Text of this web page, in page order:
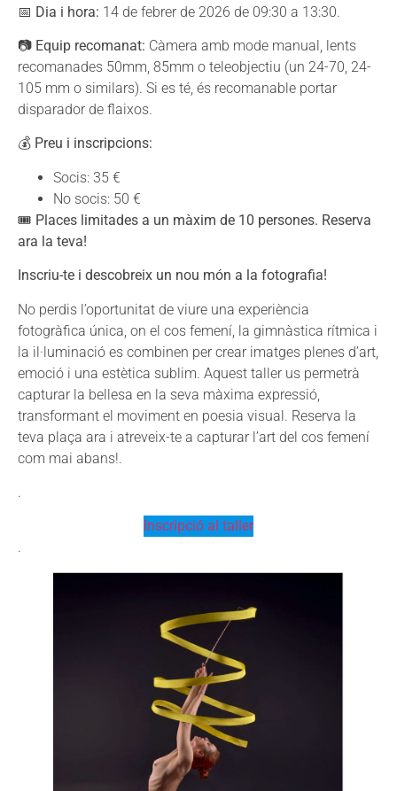
📅 Dia i hora: 14 de febrer de 2026 de 09:30 a 13:30.
📷 Equip recomanat: Càmera amb mode manual, lents
recomanades 50mm, 85mm o teleobjectiu (un 24-70, 24-
105 mm o similars). Si es té, és recomanable portar
disparador de flaixos.
💰 Preu i inscripcions:
Socis: 35 €
No socis: 50 €
🎟 Places limitades a un màxim de 10 persones. Reserva
ara la teva!
Inscriu-te i descobreix un nou món a la fotografia!
No perdis l’oportunitat de viure una experiència
fotogràfica única, on el cos femení, la gimnàstica rítmica i
la il·luminació es combinen per crear imatges plenes d’art,
emoció i una estètica sublim. Aquest taller us permetrà
capturar la bellesa en la seva màxima expressió,
transformant el moviment en poesia visual. Reserva la
teva plaça ara i atreveix-te a capturar l’art del cos femení
com mai abans!.
.
Inscripció al taller
.